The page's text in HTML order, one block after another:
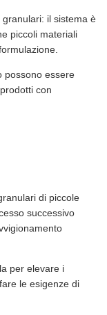
il sistema è
piccoli materiali
possono essere
con
di piccole
successivo
per elevare i
le esigenze di